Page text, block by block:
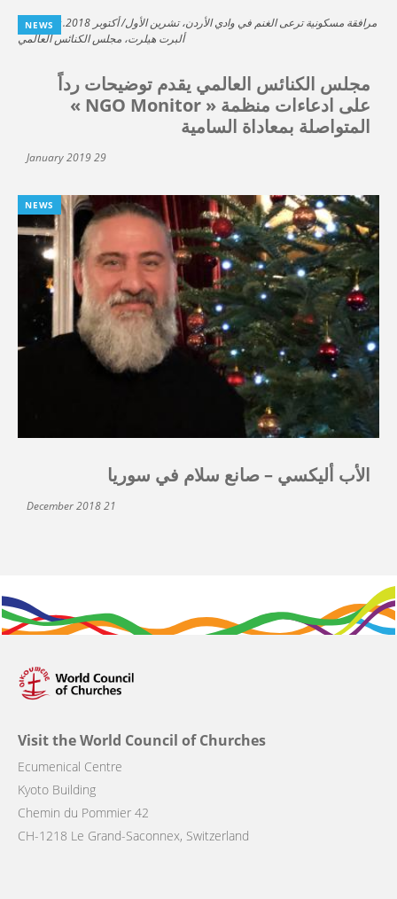
NEWS
مجلس الكنائس العالمي يقدم توضيحات رداً
على ادعاءات منظمة « NGO Monitor »
المتواصلة بمعاداة السامية
29 January 2019
NEWS
الأب أليكسي – صانع سلام في سوريا
21 December 2018
Visit the World Council of Churches
Ecumenical Centre
Kyoto Building
Chemin du Pommier 42
CH-1218 Le Grand-Saconnex, Switzerland